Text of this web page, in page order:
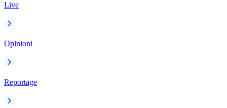
Live
Opinioni
Reportage